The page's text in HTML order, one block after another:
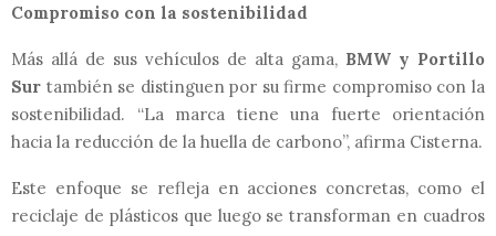
Compromiso con la sostenibilidad
Más allá de sus vehículos de alta gama, BMW y Portillo
Sur también se distinguen por su firme compromiso con la
sostenibilidad. “La marca tiene una fuerte orientación
hacia la reducción de la huella de carbono”, afirma Cisterna.
Este enfoque se refleja en acciones concretas, como el
reciclaje de plásticos que luego se transforman en cuadros